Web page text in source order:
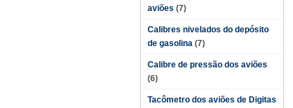
aviões (7)
Calibres nivelados do depósito
de gasolina (7)
Calibre de pressão dos aviões
(6)
Tacômetro dos aviões de Digitas